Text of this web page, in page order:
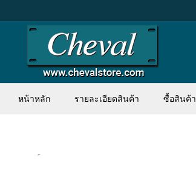
content
หน้าหลัก รายละเอียดสินค้า ซื้อสินค้า